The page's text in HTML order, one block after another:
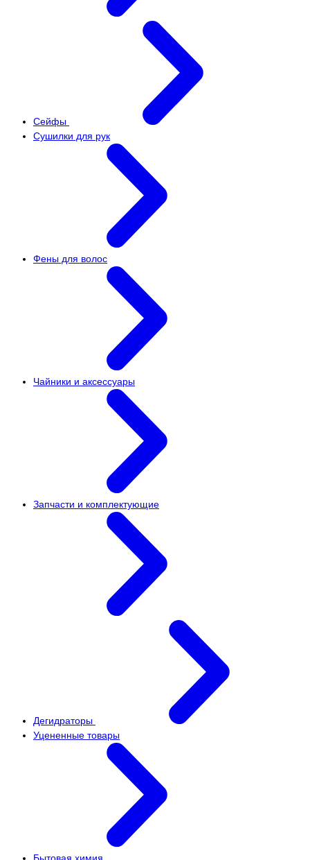
Сейфы
Сушилки для рук
Фены для волос
Чайники и аксессуары
Запчасти и комплектующие
Дегидраторы
Уцененные товары
Бытовая химия